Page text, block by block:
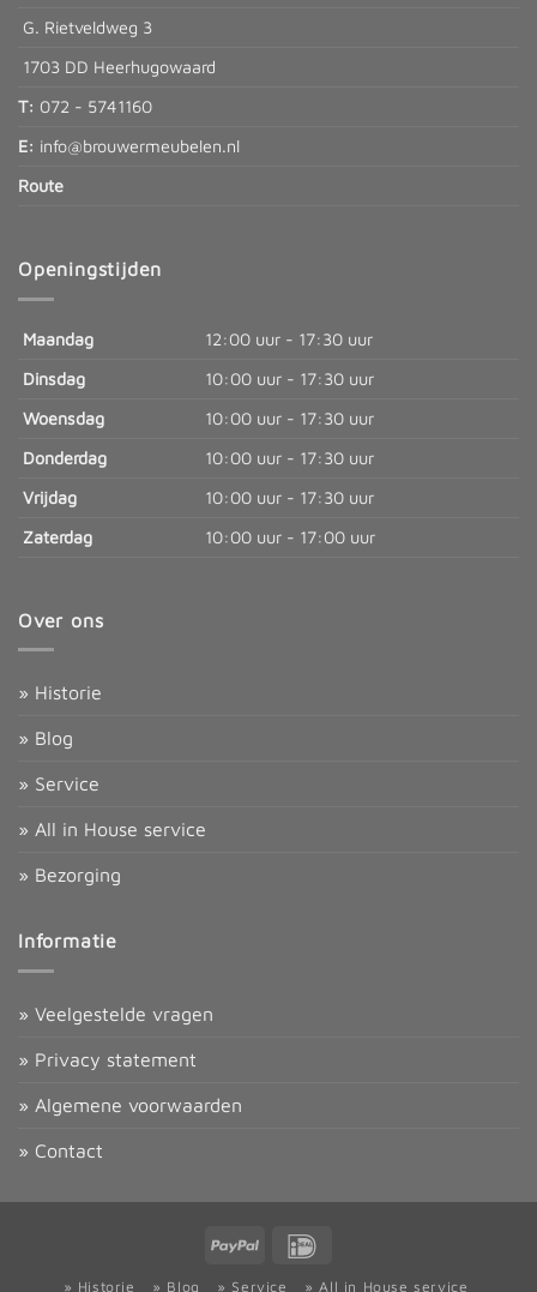
G. Rietveldweg 3
1703 DD Heerhugowaard
T: 072 - 5741160
E: info@brouwermeubelen.nl
Route
Openingstijden
Maandag
12:00 uur - 17:30 uur
Dinsdag
10:00 uur - 17:30 uur
Woensdag
10:00 uur - 17:30 uur
Donderdag
10:00 uur - 17:30 uur
Vrijdag
10:00 uur - 17:30 uur
Zaterdag
10:00 uur - 17:00 uur
Over ons
» Historie
» Blog
» Service
» All in House service
» Bezorging
Informatie
» Veelgestelde vragen
» Privacy statement
» Algemene voorwaarden
» Contact
PayPal
» Historie » Blog » Service » All in House service